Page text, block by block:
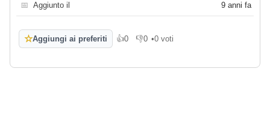
📅 Aggiunto il 9 anni fa
☆Aggiungi ai preferiti 👍0
Mi piace
👎0
Non mi piace
•0 voti